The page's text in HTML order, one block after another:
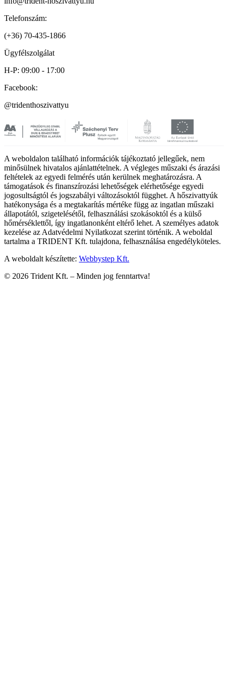
Telefonszám:
(+36) 70-435-1866
Ügyfélszolgálat
H-P: 09:00 - 17:00
Facebook:
@tridenthoszivattyu
A weboldalon található információk tájékoztató jellegűek, nem
minősülnek hivatalos ajánlattételnek. A végleges műszaki és árazási
feltételek az egyedi felmérés után kerülnek meghatározásra. A
támogatások és finanszírozási lehetőségek elérhetősége egyedi
jogosultságtól és jogszabályi változásoktól függhet. A hőszivattyúk
hatékonysága és a megtakarítás mértéke függ az ingatlan műszaki
állapotától, szigetelésétől, felhasználási szokásoktól és a külső
hőmérséklettől, így ingatlanonként eltérő lehet. A személyes adatok
kezelése az Adatvédelmi Nyilatkozat szerint történik. A weboldal
tartalma a TRIDENT Kft. tulajdona, felhasználása engedélyköteles.
A weboldalt készítette: Webbystep Kft.
© 2026 Trident Kft. – Minden jog fenntartva!